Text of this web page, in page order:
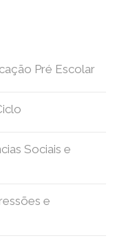
Pré Escolar
Sociais e
e